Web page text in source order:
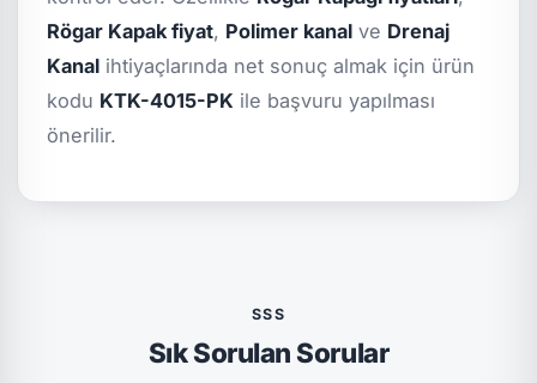
Rögar Kapak fiyat, Polimer kanal ve Drenaj
Kanal ihtiyaçlarında net sonuç almak için ürün
kodu KTK-4015-PK ile başvuru yapılması
önerilir.
SSS
Sık Sorulan Sorular